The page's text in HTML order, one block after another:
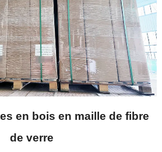
en bois en maille de fibre
de verre